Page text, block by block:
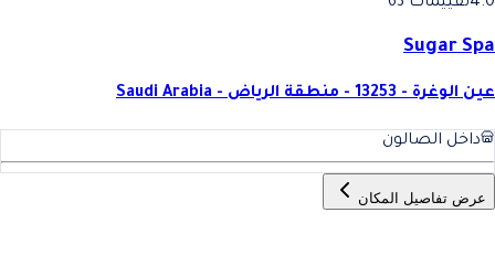
4.0تقييمات 63
Sugar Spa
عين الوغرة - 13253 - منطقة الرياض - Saudi Arabia
داخل الصالون
عرض تفاصيل المكان